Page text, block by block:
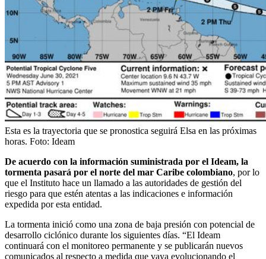
Esta es la trayectoria que se pronostica seguirá Elsa en las próximas
horas. Foto: Ideam
De acuerdo con la información suministrada por el Ideam, la
tormenta pasará por el norte del mar Caribe colombiano, por lo
que el Instituto hace un llamado a las autoridades de gestión del
riesgo para que estén atentas a las indicaciones e información
expedida por esta entidad.
La tormenta inició como una zona de baja presión con potencial de
desarrollo ciclónico durante los siguientes días. “El Ideam
continuará con el monitoreo permanente y se publicarán nuevos
comunicados al respecto a medida que vaya evolucionando el